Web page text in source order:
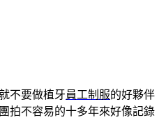
不要做植牙員工制服的好夥伴
拍不容易的十多年來好像記錄